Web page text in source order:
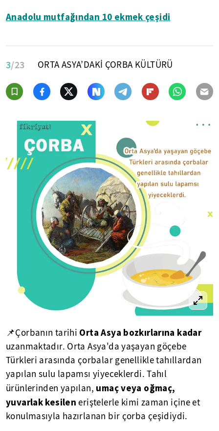
Anadolu mutfağından 10 ekmek çeşidi
3/23 ORTA ASYA’DAKİ ÇORBA KÜLTÜRÜ
📌Çorbanın tarihi Orta Asya bozkırlarına kadar
uzanmaktadır. Orta Asya'da yaşayan göçebe
Türkleri arasında çorbalar genellikle tahıllardan
yapılan sulu lapamsı yiyeceklerdi. Tahıl
ürünlerinden yapılan, umaç veya oğmaç,
yuvarlak kesilen eriştelerle kimi zaman içine et
konulmasıyla hazırlanan bir çorba çeşidiydi.